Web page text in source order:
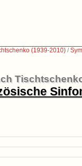
(1939-2010) /